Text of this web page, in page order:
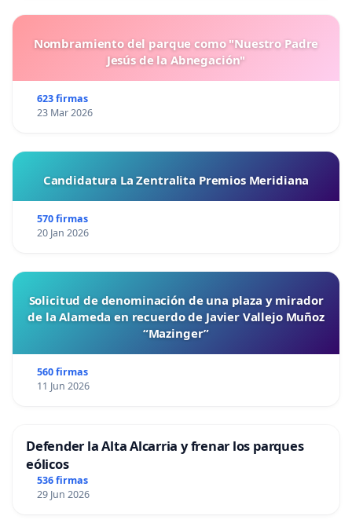
Nombramiento del parque como "Nuestro Padre
Jesús de la Abnegación"
623 firmas
23 Mar 2026
Candidatura La Zentralita Premios Meridiana
570 firmas
20 Jan 2026
Solicitud de denominación de una plaza y mirador
de la Alameda en recuerdo de Javier Vallejo Muñoz
“Mazinger”
560 firmas
11 Jun 2026
Defender la Alta Alcarria y frenar los parques
eólicos
536 firmas
29 Jun 2026